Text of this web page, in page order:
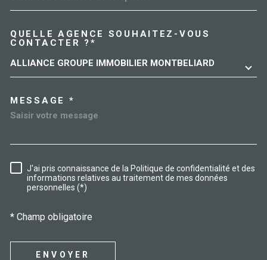
QUELLE AGENCE SOUHAITEZ-VOUS
CONTACTER ?*
ALLIANCE GROUPE IMMOBILIER MONTBELIARD
MESSAGE *
RÈGLEMENTATION
J'ai pris connaissance de la Politique de confidentialité et des
informations relatives au traitement de mes données
personnelles (*)
* Champ obligatoire
ENVOYER